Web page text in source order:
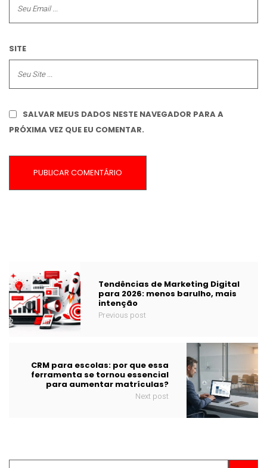
SITE
SALVAR MEUS DADOS NESTE NAVEGADOR PARA A
PRÓXIMA VEZ QUE EU COMENTAR.
Tendências de Marketing Digital
para 2026: menos barulho, mais
intenção
Previous post
CRM para escolas: por que essa
ferramenta se tornou essencial
para aumentar matrículas?
Next post